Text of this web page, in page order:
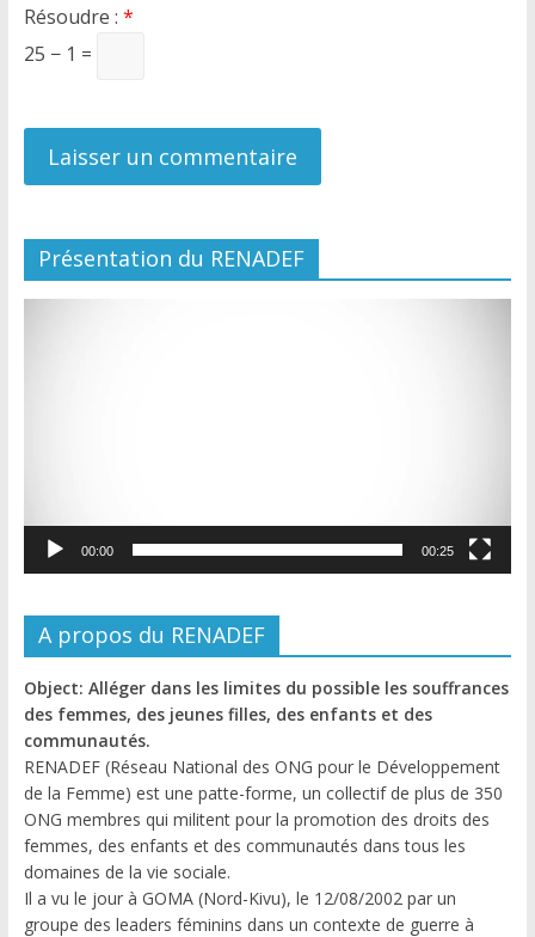
Résoudre : *
25 − 1 =
Présentation du RENADEF
00:00 00:25
A propos du RENADEF
Object: Alléger dans les limites du possible les souffrances
des femmes, des jeunes filles, des enfants et des
communautés.
RENADEF (Réseau National des ONG pour le Développement
de la Femme) est une patte-forme, un collectif de plus de 350
ONG membres qui militent pour la promotion des droits des
femmes, des enfants et des communautés dans tous les
domaines de la vie sociale.
Il a vu le jour à GOMA (Nord-Kivu), le 12/08/2002 par un
groupe des leaders féminins dans un contexte de guerre à